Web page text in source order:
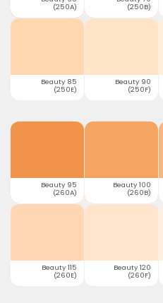
(250A)
(250B)
Beauty 85
(250E)
Beauty 90
(250F)
Beauty 95
(260A)
Beauty 100
(260B)
Beauty 115
(260E)
Beauty 120
(260F)